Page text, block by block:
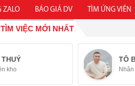
ZALO BÁO GIÁ DV TÌM ỨNG VIÊN
VIỆC MỚI NHẤT
THUÝ
kho
TÔ